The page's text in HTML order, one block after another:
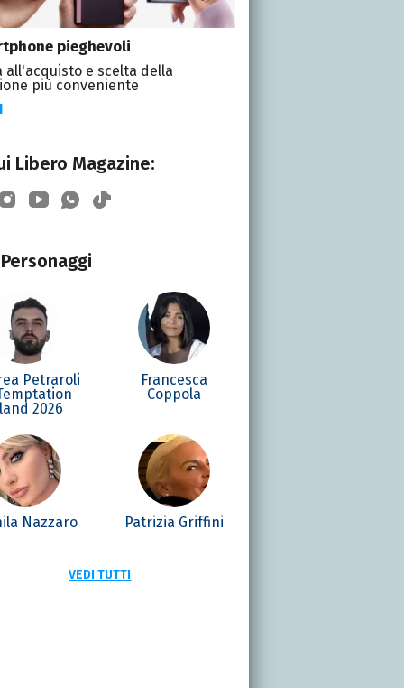
pieghevoli
all'acquisto e scelta della
più conveniente
Libero Magazine:
Personaggi
Petraroli
2026
Francesca
Coppola
Nazzaro Patrizia Griffini
VEDI TUTTI